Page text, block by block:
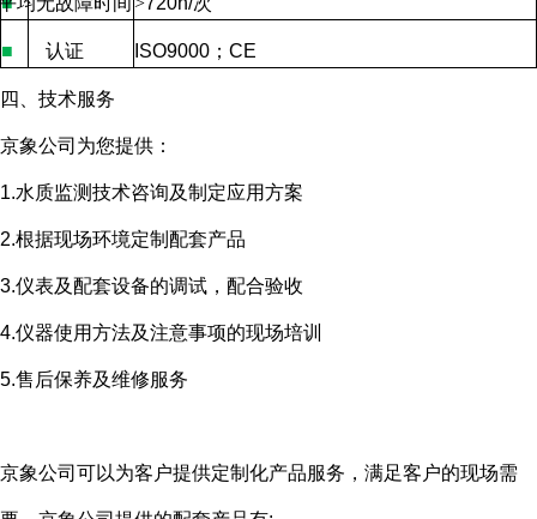
■ 认证 ISO9000 ； CE
四、技术服务
京象公司为您提供：
1.水质监测技术咨询及制定应用方案
2.根据现场环境定制配套产品
3.仪表及配套设备的调试，配合验收
4.仪器使用方法及注意事项的现场培训
5.售后保养及维修服务
京象公司可以为客户提供定制化产品服务，满足客户的现场需